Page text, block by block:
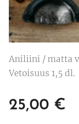
Aniliini / matta
Vetoisuus 1,5 dl.
25,00 €